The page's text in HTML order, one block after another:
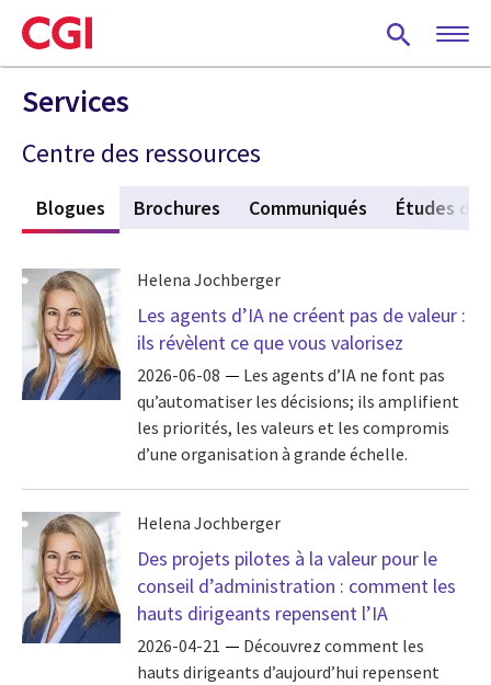
Skip
to
main
content
Services
Centre des ressources
Blogues (active tab)
Brochures Communiqués Études de
Helena Jochberger
Les agents d’IA ne créent pas de valeur :
ils révèlent ce que vous valorisez
2026-06-08
Les agents d’IA ne font pas
qu’automatiser les décisions; ils amplifient
les priorités, les valeurs et les compromis
d’une organisation à grande échelle.
Helena Jochberger
Des projets pilotes à la valeur pour le
conseil d’administration : comment les
hauts dirigeants repensent l’IA
2026-04-21
Découvrez comment les
hauts dirigeants d’aujourd’hui repensent